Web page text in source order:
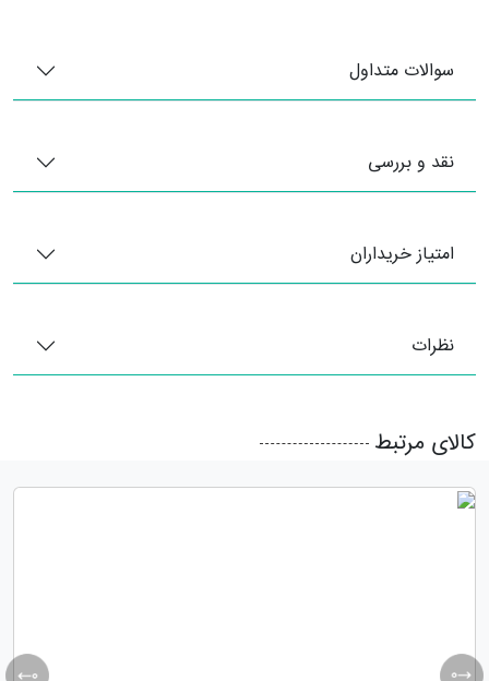
سوالات متداول
نقد و بررسی
امتیاز خریداران
نظرات
کالای مرتبط